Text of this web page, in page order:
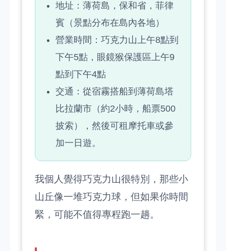
地址：薄荷島，保和省，菲律
賓（景點分布在島內各地）
營業時間：巧克力山上午8點到
下午5點，眼鏡猴保護區上午9
點到下午4點
交通：從宿霧搭船到薄荷島塔
比拉蘭市（約2小時，船票500
披索），然後可租摩托車或參
加一日遊。
我個人覺得巧克力山很特別，那些小
山丘像一堆巧克力球，但如果你時間
緊，可能不值得專程跑一趟。